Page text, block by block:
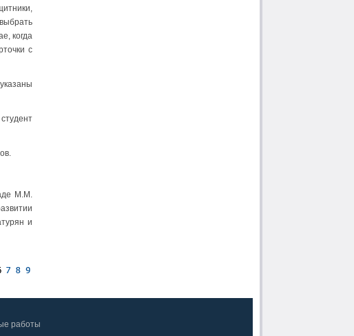
когда
с
М.М.
и
работы